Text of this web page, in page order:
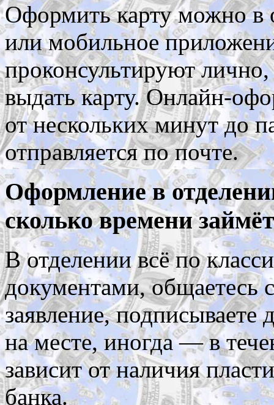
Оформить карту можно в
или мобильное
проконсультируют
выдать карту. Онлайн-
от нескольких минут до
отправляется по почте.
Оформление в
сколько времени займёт
В отделении всё по
документами, общаетесь
заявление,
на месте, иногда — в
зависит от наличия
банка.